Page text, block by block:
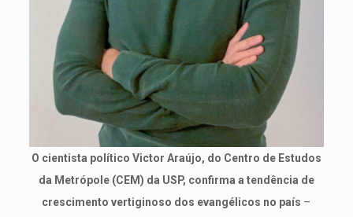
O cientista político Victor Araújo, do Centro de Estudos
da Metrópole (CEM) da USP, confirma a tendência de
crescimento vertiginoso dos evangélicos no país –